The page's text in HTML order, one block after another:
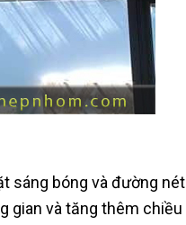
sáng bóng và đường nét
gian và tăng thêm chiều